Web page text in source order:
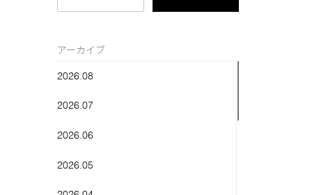
リンネル
InRed
アーカイブ
2026.08
2026.07
2026.06
2026.05